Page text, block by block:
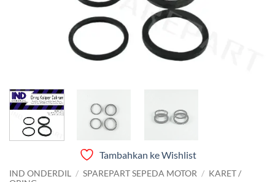
Tambahkan ke Wishlist
IND ONDERDIL / SPAREPART SEPEDA MOTOR / KARET /